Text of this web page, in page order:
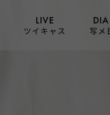
LIVE
ツイキャス 写メ